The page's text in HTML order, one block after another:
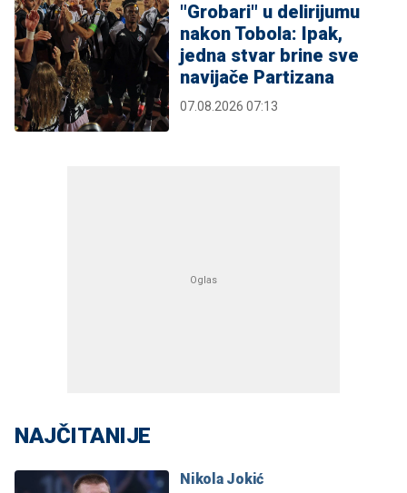
"Grobari" u delirijumu
nakon Tobola: Ipak,
jedna stvar brine sve
navijače Partizana
07.08.2026 07:13
NAJČITANIJE
Nikola Jokić